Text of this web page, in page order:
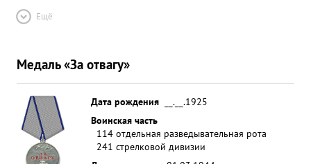
Ещё
Медаль «За отвагу»
Дата рождения
__.__.1925
Воинская часть
114 отдельная разведывательная рота
241 стрелковой дивизии